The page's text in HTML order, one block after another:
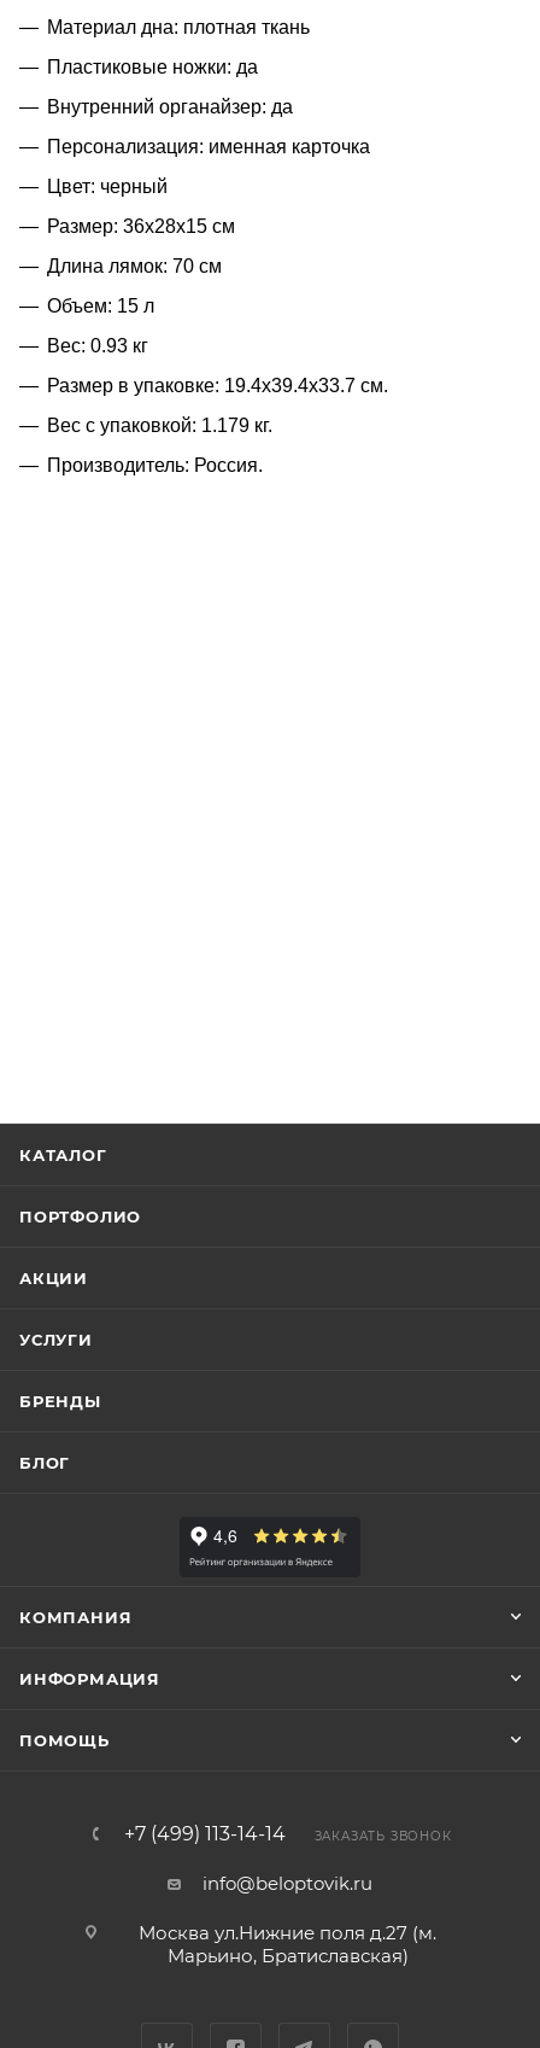
Материал дна: плотная ткань
Пластиковые ножки: да
Внутренний органайзер: да
Персонализация: именная карточка
Цвет: черный
Размер: 36х28х15 см
Длина лямок: 70 см
Объем: 15 л
Вес: 0.93 кг
Размер в упаковке: 19.4x39.4x33.7 см.
Вес с упаковкой: 1.179 кг.
Производитель: Россия.
КАТАЛОГ
ПОРТФОЛИО
АКЦИИ
УСЛУГИ
БРЕНДЫ
БЛОГ
КОМПАНИЯ
ИНФОРМАЦИЯ
ПОМОЩЬ
+7 (499) 113-14-14 ЗАКАЗАТЬ ЗВОНОК
info@beloptovik.ru
Москва ул.Нижние поля д.27 (м.
Марьино, Братиславская)